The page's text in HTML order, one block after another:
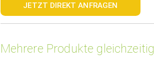
JETZT DIREKT ANFRAGEN
Mehrere Produkte